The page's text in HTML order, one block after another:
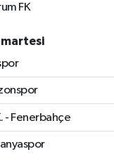
FK
- Fenerbahçe